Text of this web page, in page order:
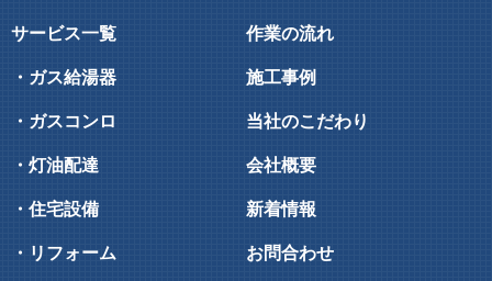
サービス一覧
・ガス給湯器
・ガスコンロ
・灯油配達
・住宅設備
・リフォーム
作業の流れ
施工事例
当社のこだわり
会社概要
新着情報
お問合わせ